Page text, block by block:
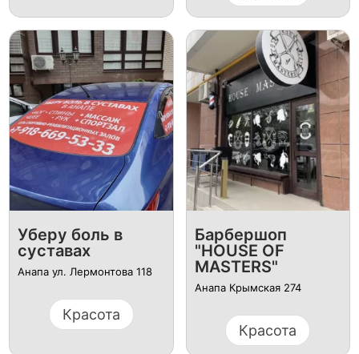
Уберу боль в
суставах
Анапа ул. Лермонтова 118
Красота
Барбершоп
"HOUSE OF
MASTERS"
Анапа Крымская 274
Красота